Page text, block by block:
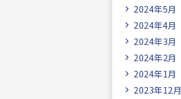
2024年5月
2024年4月
2024年3月
2024年2月
2024年1月
2023年12月